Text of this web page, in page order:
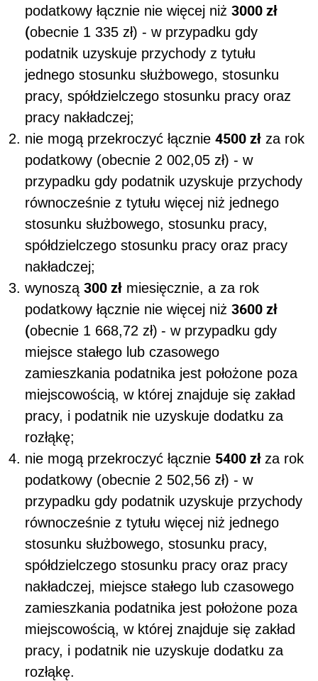
podatkowy łącznie nie więcej niż 3000 zł
(obecnie 1 335 zł) - w przypadku gdy
podatnik uzyskuje przychody z tytułu
jednego stosunku służbowego, stosunku
pracy, spółdzielczego stosunku pracy oraz
pracy nakładczej;
nie mogą przekroczyć łącznie 4500 zł za rok
podatkowy (obecnie 2 002,05 zł) - w
przypadku gdy podatnik uzyskuje przychody
równocześnie z tytułu więcej niż jednego
stosunku służbowego, stosunku pracy,
spółdzielczego stosunku pracy oraz pracy
nakładczej;
wynoszą 300 zł miesięcznie, a za rok
podatkowy łącznie nie więcej niż 3600 zł
(obecnie 1 668,72 zł) - w przypadku gdy
miejsce stałego lub czasowego
zamieszkania podatnika jest położone poza
miejscowością, w której znajduje się zakład
pracy, i podatnik nie uzyskuje dodatku za
rozłąkę;
nie mogą przekroczyć łącznie 5400 zł za rok
podatkowy (obecnie 2 502,56 zł) - w
przypadku gdy podatnik uzyskuje przychody
równocześnie z tytułu więcej niż jednego
stosunku służbowego, stosunku pracy,
spółdzielczego stosunku pracy oraz pracy
nakładczej, miejsce stałego lub czasowego
zamieszkania podatnika jest położone poza
miejscowością, w której znajduje się zakład
pracy, i podatnik nie uzyskuje dodatku za
rozłąkę.